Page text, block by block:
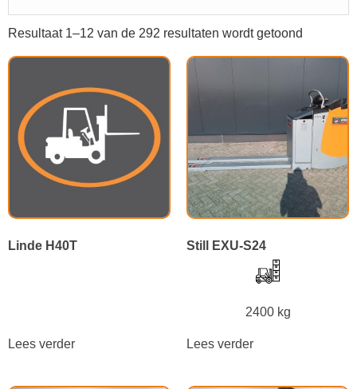
Resultaat 1–12 van de 292 resultaten wordt getoond
Linde H40T
Lees verder
Still EXU-S24
2400 kg
Lees verder